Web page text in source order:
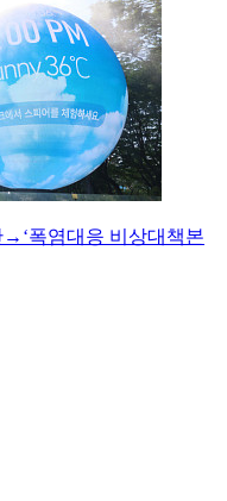
폭염대응 비상대책본